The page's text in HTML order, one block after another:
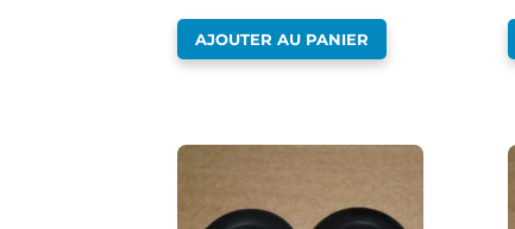
AJOUTER AU PANIER